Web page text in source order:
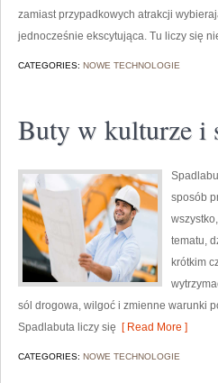
zamiast przypadkowych atrakcji
jednocześnie ekscytująca. Tu liczy się
CATEGORIES: NOWE TECHNOLOGIE
Buty w kulturze i
sposób
tematu,
krótkim
sól drogowa, wilgoć i zmienne warunki
Spadlabuta liczy się [ Read More ]
CATEGORIES: NOWE TECHNOLOGIE